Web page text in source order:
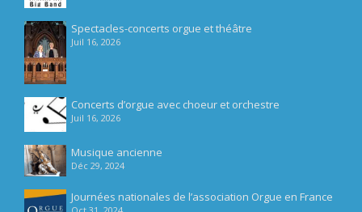
Spectacles-concerts orgue et théâtre
Juil 16, 2026
Concerts d’orgue avec choeur et orchestre
Juil 16, 2026
Musique ancienne
Déc 29, 2024
Journées nationales de l’association Orgue en France